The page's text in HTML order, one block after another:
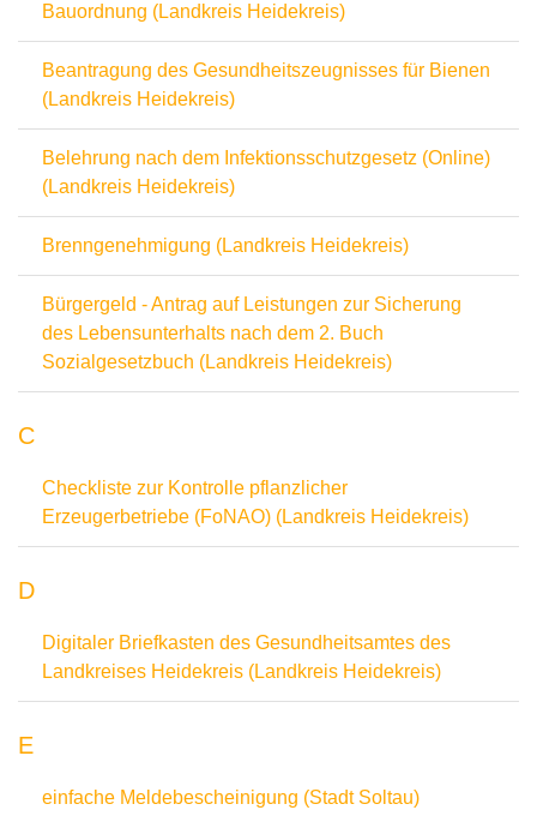
Bauordnung (Landkreis Heidekreis)
Beantragung des Gesundheitszeugnisses für Bienen
(Landkreis Heidekreis)
Belehrung nach dem Infektionsschutzgesetz (Online)
(Landkreis Heidekreis)
Brenngenehmigung (Landkreis Heidekreis)
Bürgergeld - Antrag auf Leistungen zur Sicherung
des Lebensunterhalts nach dem 2. Buch
Sozialgesetzbuch (Landkreis Heidekreis)
C
Checkliste zur Kontrolle pflanzlicher
Erzeugerbetriebe (FoNAO) (Landkreis Heidekreis)
D
Digitaler Briefkasten des Gesundheitsamtes des
Landkreises Heidekreis (Landkreis Heidekreis)
E
einfache Meldebescheinigung (Stadt Soltau)